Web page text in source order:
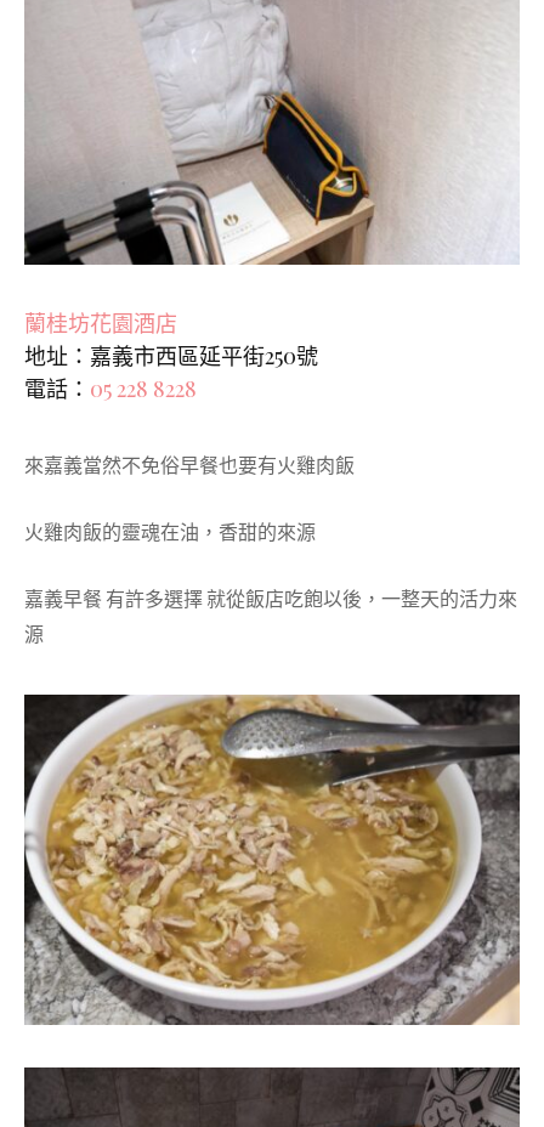
蘭桂坊花園酒店
地址：嘉義市西區延平街250號
電話： 05 228 8228
來嘉義當然不免俗早餐也要有火雞肉飯
火雞肉飯的靈魂在油，香甜的來源
嘉義早餐 有許多選擇 就從飯店吃飽以後，一整天的活力來
源